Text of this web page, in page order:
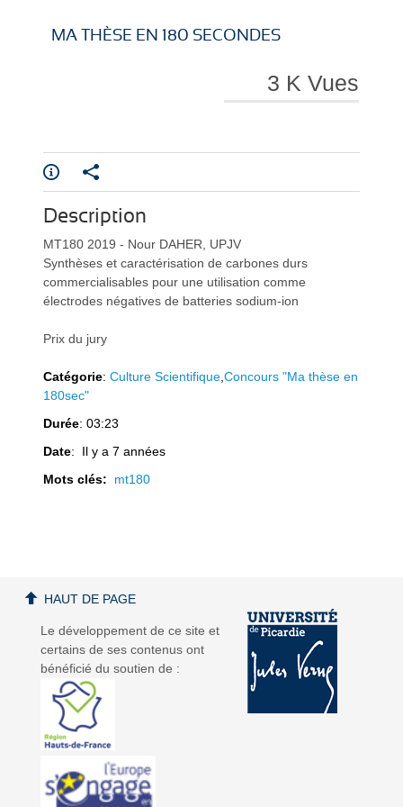
i
r
e
l
v
i
r
e
l
v
MA THÈSE EN 180 SECONDES
3 K Vues
Description
MT180 2019 - Nour DAHER, UPJV
Synthèses et caractérisation de carbones durs
commercialisables pour une utilisation comme
électrodes négatives de batteries sodium-ion
Prix du jury
Catégorie:Culture Scientifique ,Concours "Ma thèse en
180sec"
Durée: 03:23
Date: Il y a 7 années
Mots clés: mt180
Le développement de ce site et
certains de ses contenus ont
bénéficié du soutien de :
HAUT DE PAGE